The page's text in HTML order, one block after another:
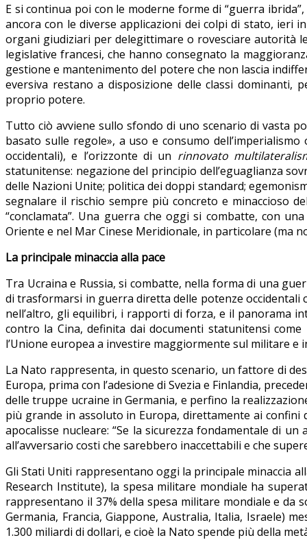
E si continua poi con le moderne forme di “guerra
ancora con le diverse applicazioni dei colpi di stato, ieri
organi giudiziari per delegittimare o rovesciare autorità
legislative francesi, che hanno consegnato la
gestione e mantenimento del potere che non lascia
eversiva restano a disposizione delle classi dominanti,
proprio potere.
Tutto ciò avviene sullo sfondo di uno scenario di vasta
basato sulle regole», a uso e consumo
occidentali), e l’orizzonte di un rinnovato
statunitense: negazione del principio dell’eguaglianza
delle Nazioni Unite; politica dei doppi standard;
segnalare il rischio sempre più concreto e minaccioso
“conclamata”. Una guerra che oggi si combatte, con
Oriente e nel Mar Cinese Meridionale, in particolare (ma
La principale minaccia alla pace
Tra Ucraina e Russia, si combatte, nella forma di una
di trasformarsi in guerra diretta delle potenze occidentali
nell’altro, gli equilibri, i rapporti di forza, e il panorama
contro la Cina, definita dai documenti statunitensi
l’Unione europea a investire maggiormente sul militare
La Nato rappresenta, in questo scenario, un fattore di
Europa, prima con l’adesione di Svezia e Finlandia,
delle truppe ucraine in Germania, e perfino la
più grande in assoluto in Europa, direttamente ai confini
apocalisse nucleare: “Se la sicurezza fondamentale di
all’avversario costi che sarebbero inaccettabili e che
Gli Stati Uniti rappresentano oggi la principale minaccia
Research Institute), la spesa militare mondiale ha
rappresentano il 37% della spesa militare mondiale e da
Germania, Francia, Giappone, Australia, Italia, Israele)
1.300 miliardi di dollari, e cioè la Nato spende più della